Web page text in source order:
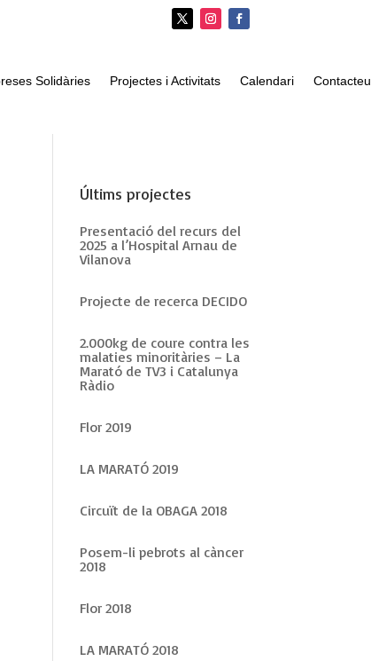
Solidàries Projectes i Activitats Calendari Contacteu
Últims projectes
Presentació del recurs del
2025 a l’Hospital Arnau de
Vilanova
Projecte de recerca DECIDO
2.000kg de coure contra les
malaties minoritàries – La
Marató de TV3 i Catalunya
Ràdio
Flor 2019
LA MARATÓ 2019
Circuït de la OBAGA 2018
Posem-li pebrots al càncer
2018
Flor 2018
LA MARATÓ 2018